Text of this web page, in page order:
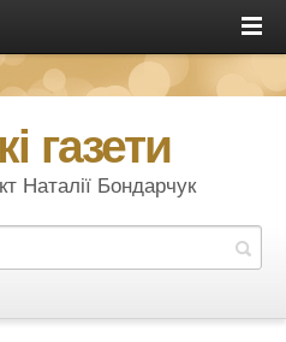
газети
Наталії Бондарчук